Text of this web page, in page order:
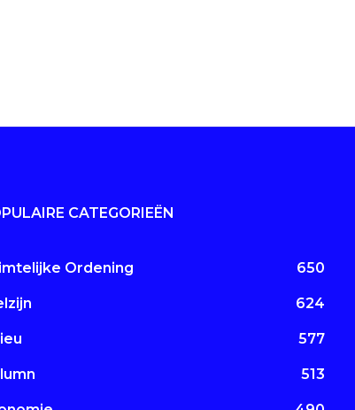
CATEGORIEËN
Ordening 650
624
577
513